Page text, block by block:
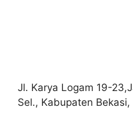
Jl. Karya Logam 19-
Sel., Kabupaten